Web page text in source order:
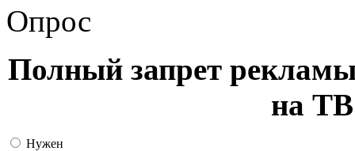
Опрос
Полный запрет
на ТВ
Нужен